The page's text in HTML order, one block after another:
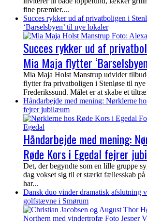
fine præmier....
Succes rykker ud af privatboligen i
‘Barselsbyen’ til nye lokaler
Succes rykker ud af
Mia Maja flytter
Mia Maja Holst Manstrup udvider
flytter fra privatboligen i Stenløse til
Frederikssund. Målet er at skabe et
Håndarbejde med mening: Nørklerne
fejrer jubilæum
Håndarbejde med mening:
Røde Kors i Egedal fejrer
Det, der begyndte som en lille gruppe
dag vokset sig til et stærkt fællesskab
har...
Dansk duo vinder dramatisk afslutning
golfstævne i Smørum